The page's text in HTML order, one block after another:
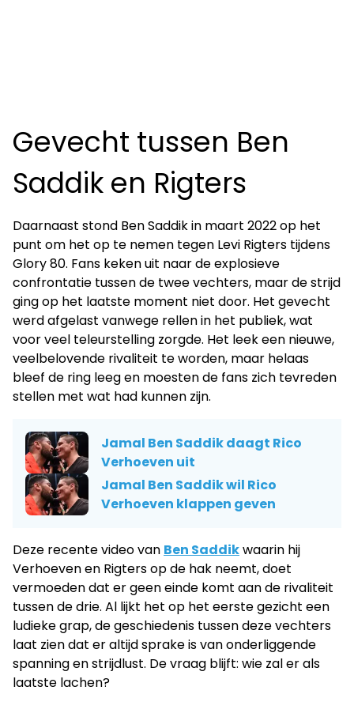
Gevecht tussen Ben
Saddik en Rigters
Daarnaast stond Ben Saddik in maart 2022 op het
punt om het op te nemen tegen Levi Rigters tijdens
Glory 80. Fans keken uit naar de explosieve
confrontatie tussen de twee vechters, maar de strijd
ging op het laatste moment niet door. Het gevecht
werd afgelast vanwege rellen in het publiek, wat
voor veel teleurstelling zorgde. Het leek een nieuwe,
veelbelovende rivaliteit te worden, maar helaas
bleef de ring leeg en moesten de fans zich tevreden
stellen met wat had kunnen zijn.
Jamal Ben Saddik daagt Rico
Verhoeven uit
Jamal Ben Saddik wil Rico
Verhoeven klappen geven
Deze recente video van Ben Saddikwaarin hij
Verhoeven en Rigters op de hak neemt, doet
vermoeden dat er geen einde komt aan de rivaliteit
tussen de drie. Al lijkt het op het eerste gezicht een
ludieke grap, de geschiedenis tussen deze vechters
laat zien dat er altijd sprake is van onderliggende
spanning en strijdlust. De vraag blijft: wie zal er als
laatste lachen?